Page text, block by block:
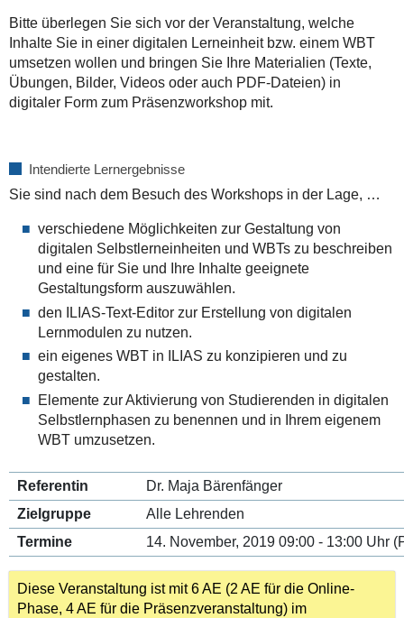
Bitte überlegen Sie sich vor der Veranstaltung, welche
Inhalte Sie in einer digitalen Lerneinheit bzw. einem WBT
umsetzen wollen und bringen Sie Ihre Materialien (Texte,
Übungen, Bilder, Videos oder auch PDF-Dateien) in
digitaler Form zum Präsenzworkshop mit.
Intendierte Lernergebnisse
Sie sind nach dem Besuch des Workshops in der Lage, …
verschiedene Möglichkeiten zur Gestaltung von
digitalen Selbstlerneinheiten und WBTs zu beschreiben
und eine für Sie und Ihre Inhalte geeignete
Gestaltungsform auszuwählen.
den ILIAS-Text-Editor zur Erstellung von digitalen
Lernmodulen zu nutzen.
ein eigenes WBT in ILIAS zu konzipieren und zu
gestalten.
Elemente zur Aktivierung von Studierenden in digitalen
Selbstlernphasen zu benennen und in Ihrem eigenem
WBT umzusetzen.
Referentin
Dr. Maja Bärenfänger
Zielgruppe
Alle Lehrenden
Termine
14. November, 2019 09:00 - 13:00 Uhr
Diese Veranstaltung ist mit 6 AE (2 AE für die Online-
Phase, 4 AE für die Präsenzveranstaltung) im